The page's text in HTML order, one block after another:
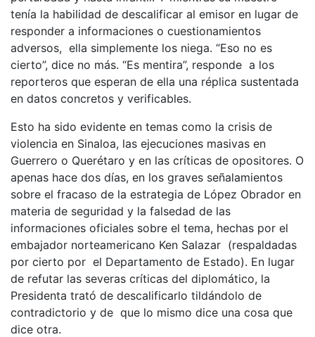
tenía la habilidad de descalificar al emisor en lugar de
responder a informaciones o cuestionamientos
adversos, ella simplemente los niega. “Eso no es
cierto”, dice no más. “Es mentira”, responde a los
reporteros que esperan de ella una réplica sustentada
en datos concretos y verificables.
Esto ha sido evidente en temas como la crisis de
violencia en Sinaloa, las ejecuciones masivas en
Guerrero o Querétaro y en las críticas de opositores. O
apenas hace dos días, en los graves señalamientos
sobre el fracaso de la estrategia de López Obrador en
materia de seguridad y la falsedad de las
informaciones oficiales sobre el tema, hechas por el
embajador norteamericano Ken Salazar (respaldadas
por cierto por el Departamento de Estado). En lugar
de refutar las severas críticas del diplomático, la
Presidenta trató de descalificarlo tildándolo de
contradictorio y de que lo mismo dice una cosa que
dice otra.